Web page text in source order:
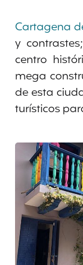
Cartagena
y
centro
mega
de esta
turísticos